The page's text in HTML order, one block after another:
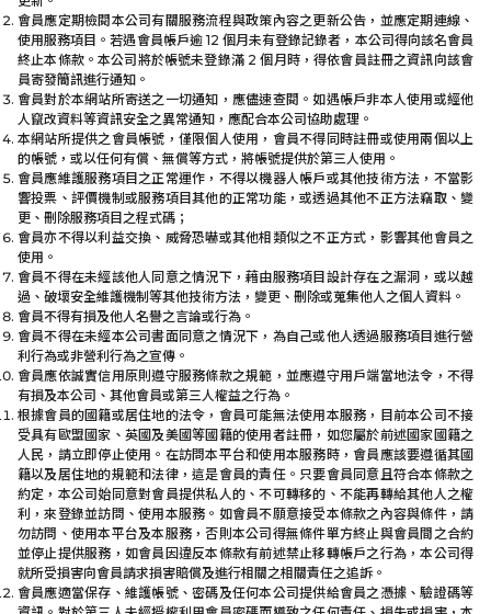
會員應定期檢閱本公司有關服務流程與政策內容之更新公告，並應定期連線、
使用服務項目。若遇會員帳戶逾 12 個月未有登錄記錄者，本公司得向該名會員
終止本條款。本公司將於帳號未登錄滿 2 個月時，得依會員註冊之資訊向該會
員寄發簡訊進行通知。
會員對於本網站所寄送之一切通知，應儘速查閱。如遇帳戶非本人使用或經他
人竄改資料等資訊安全之異常通知，應配合本公司協助處理。
本網站所提供之會員帳號，僅限個人使用，會員不得同時註冊或使用兩個以上
的帳號，或以任何有償、無償等方式，將帳號提供於第三人使用。
會員應維護服務項目之正常運作，不得以機器人帳戶或其他技術方法，不當影
響投票、評價機制或服務項目其他的正常功能，或透過其他不正方法竊取、變
更、刪除服務項目之程式碼；
會員亦不得以利益交換、威脅恐嚇或其他相類似之不正方式，影響其他會員之
使用。
會員不得在未經該他人同意之情況下，藉由服務項目設計存在之漏洞，或以越
過、破壞安全維護機制等其他技術方法，變更、刪除或蒐集他人之個人資料。
會員不得有損及他人名譽之言論或行為。
會員不得在未經本公司書面同意之情況下，為自己或他人透過服務項目進行營
利行為或非營利行為之宣傳。
會員應依誠實信用原則遵守服務條款之規範，並應遵守用戶端當地法令，不得
有損及本公司、其他會員或第三人權益之行為。
根據會員的國籍或居住地的法令，會員可能無法使用本服務，目前本公司不接
受具有歐盟國家、英國及美國等國籍的使用者註冊，如您屬於前述國家國籍之
人民，請立即停止使用。在訪問本平台和使用本服務時，會員應該要遵循其國
籍以及居住地的規範和法律，這是會員的責任。只要會員同意且符合本條款之
約定，本公司始同意對會員提供私人的、不可轉移的、不能再轉給其他人之權
利，來登錄並訪問、使用本服務。如會員不願意接受本條款之內容與條件，請
勿訪問、使用本平台及本服務，否則本公司得無條件單方終止與會員間之合約
並停止提供服務，如會員因違反本條款有前述禁止移轉帳戶之行為，本公司得
就所受損害向會員請求損害賠償及進行相關之相關責任之追訴。
會員應適當保存、維護帳號、密碼及任何本公司提供給會員之憑據、驗證碼等